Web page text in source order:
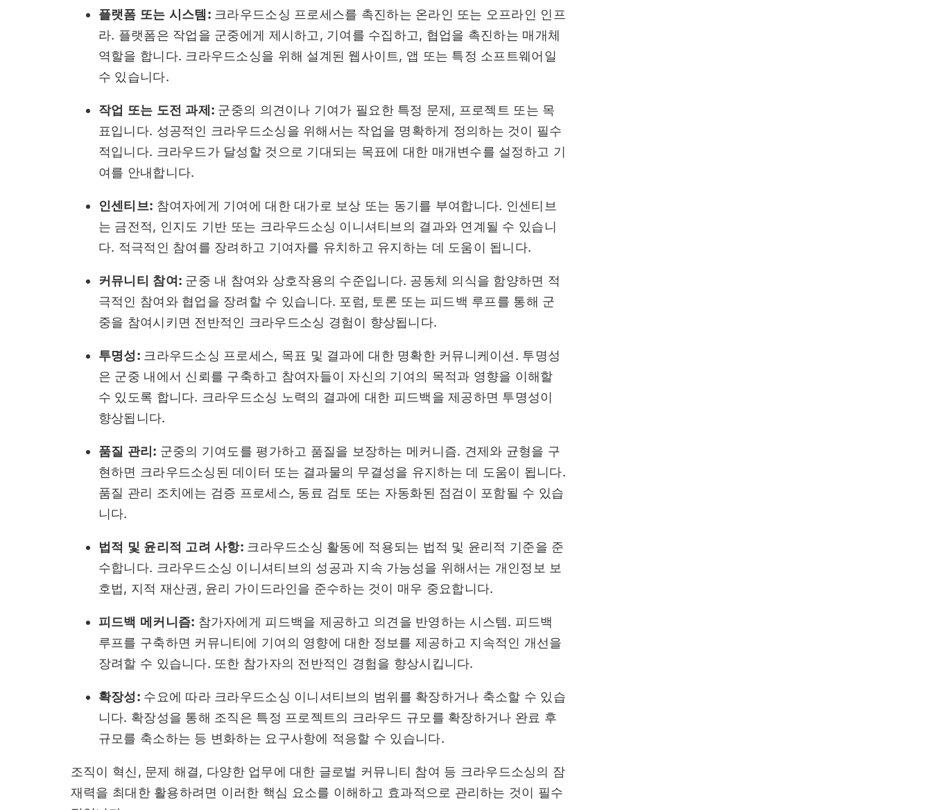
플랫폼 또는 시스템: 크라우드소싱 프로세스를 촉진하는 온라인 또는 오프라인 인프
라. 플랫폼은 작업을 군중에게 제시하고, 기여를 수집하고, 협업을 촉진하는 매개체
역할을 합니다. 크라우드소싱을 위해 설계된 웹사이트, 앱 또는 특정 소프트웨어일
수 있습니다.
작업 또는 도전 과제: 군중의 의견이나 기여가 필요한 특정 문제, 프로젝트 또는 목
표입니다. 성공적인 크라우드소싱을 위해서는 작업을 명확하게 정의하는 것이 필수
적입니다. 크라우드가 달성할 것으로 기대되는 목표에 대한 매개변수를 설정하고 기
여를 안내합니다.
인센티브: 참여자에게 기여에 대한 대가로 보상 또는 동기를 부여합니다. 인센티브
는 금전적, 인지도 기반 또는 크라우드소싱 이니셔티브의 결과와 연계될 수 있습니
다. 적극적인 참여를 장려하고 기여자를 유치하고 유지하는 데 도움이 됩니다.
커뮤니티 참여: 군중 내 참여와 상호작용의 수준입니다. 공동체 의식을 함양하면 적
극적인 참여와 협업을 장려할 수 있습니다. 포럼, 토론 또는 피드백 루프를 통해 군
중을 참여시키면 전반적인 크라우드소싱 경험이 향상됩니다.
투명성: 크라우드소싱 프로세스, 목표 및 결과에 대한 명확한 커뮤니케이션. 투명성
은 군중 내에서 신뢰를 구축하고 참여자들이 자신의 기여의 목적과 영향을 이해할
수 있도록 합니다. 크라우드소싱 노력의 결과에 대한 피드백을 제공하면 투명성이
향상됩니다.
품질 관리: 군중의 기여도를 평가하고 품질을 보장하는 메커니즘. 견제와 균형을 구
현하면 크라우드소싱된 데이터 또는 결과물의 무결성을 유지하는 데 도움이 됩니다.
품질 관리 조치에는 검증 프로세스, 동료 검토 또는 자동화된 점검이 포함될 수 있습
니다.
법적 및 윤리적 고려 사항: 크라우드소싱 활동에 적용되는 법적 및 윤리적 기준을 준
수합니다. 크라우드소싱 이니셔티브의 성공과 지속 가능성을 위해서는 개인정보 보
호법, 지적 재산권, 윤리 가이드라인을 준수하는 것이 매우 중요합니다.
피드백 메커니즘: 참가자에게 피드백을 제공하고 의견을 반영하는 시스템. 피드백
루프를 구축하면 커뮤니티에 기여의 영향에 대한 정보를 제공하고 지속적인 개선을
장려할 수 있습니다. 또한 참가자의 전반적인 경험을 향상시킵니다.
확장성: 수요에 따라 크라우드소싱 이니셔티브의 범위를 확장하거나 축소할 수 있습
니다. 확장성을 통해 조직은 특정 프로젝트의 크라우드 규모를 확장하거나 완료 후
규모를 축소하는 등 변화하는 요구사항에 적응할 수 있습니다.
조직이 혁신, 문제 해결, 다양한 업무에 대한 글로벌 커뮤니티 참여 등 크라우드소싱의 잠
재력을 최대한 활용하려면 이러한 핵심 요소를 이해하고 효과적으로 관리하는 것이 필수